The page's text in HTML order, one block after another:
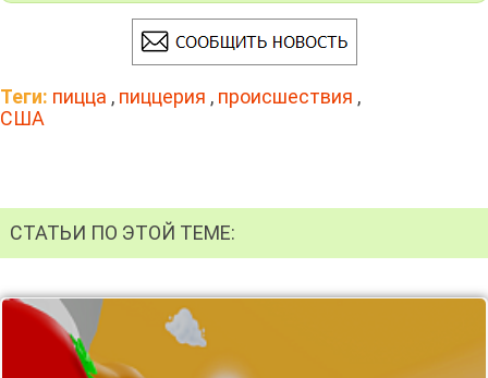
Теги: пицца , пиццерия , происшествия ,
США
СТАТЬИ ПО ЭТОЙ ТЕМЕ: